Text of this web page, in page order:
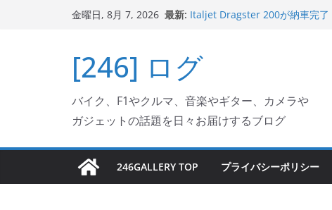
キ
プ
金曜日, 8月 7, 2026 最新: リングが楽しくなった
Jeff Beck 逝去
Ken Block 逝去
フェクターが返礼品でもらえる！
[246] ログ
バイク、F1やクルマ、音楽やギター、カメラや
ガジェットの話題を日々お届けするブログ
246GALLERY TOP プライバシーポリシー